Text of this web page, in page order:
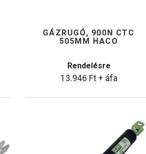
GÁZRUGÓ, 900N CTC
505MM HACO
Rendelésre
13.946 Ft+ áfa